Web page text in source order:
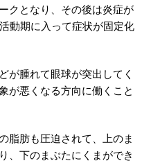
クとなり、その後は炎症が
動期に入って症状が固定化
が腫れて眼球が突出してく
が悪くなる方向に働くこと
脂肪も圧迫されて、上のま
、下のまぶたにくまができ